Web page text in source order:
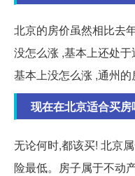
北京的房价虽然相比去
没怎么涨 ,基本上还处
基本上没怎么涨 ,通州的
现在在北京适合买房
无论何时,都该买! 北京
险最低。房子属于不动